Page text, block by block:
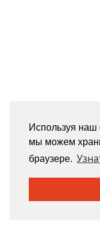
Используя наш
мы можем
браузере.